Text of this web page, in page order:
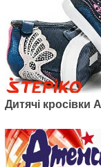
Дитячі кросівки